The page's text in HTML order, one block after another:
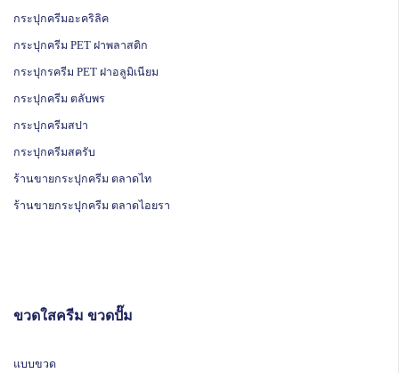
กระปุกครีมอะคริลิค
กระปุกครีม PET ฝาพลาสติก
กระปุกรครีม PET ฝาอลูมิเนียม
กระปุกครีม ตลับพร
กระปุกครีมสปา
กระปุกครีมสครับ
ร้านขายกระปุกครีม ตลาดไท
ร้านขายกระปุกครีม ตลาดไอยรา
ขวดใสครีม ขวดปั๊ม
แบบขวด